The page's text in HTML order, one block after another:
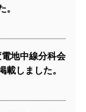
。
地中線分科会
しました。